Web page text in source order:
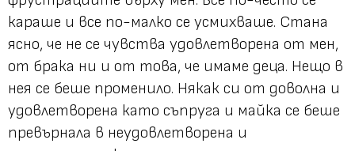
караше и все по-малко се усмихваше. Стана
ясно, че не се чувства удовлетворена от мен,
от брака ни и от това, че имаме деца. Нещо в
нея се беше променило. Някак си от доволна и
удовлетворена като съпруга и майка се беше
превърнала в неудовлетворена и